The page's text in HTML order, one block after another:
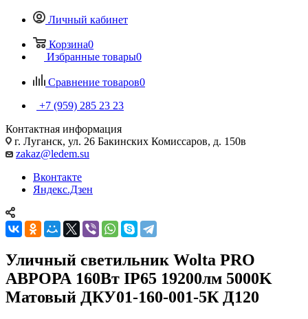
Личный кабинет
Корзина0
Избранные товары0
Сравнение товаров0
+7 (959) 285 23 23
Контактная информация
г. Луганск, ул. 26 Бакинских Комиссаров, д. 150в
zakaz@ledem.su
Вконтакте
Яндекс.Дзен
Уличный светильник Wolta PRO
АВРОРА 160Вт IP65 19200лм 5000K
Матовый ДКУ01-160-001-5К Д120